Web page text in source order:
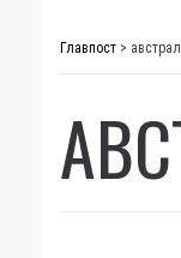
Главпост >